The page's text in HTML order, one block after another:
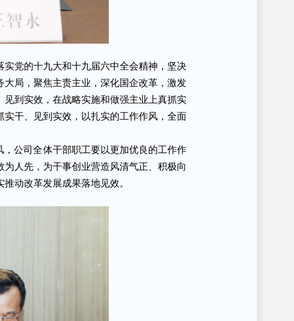
党的十九大和十九届六中全会精神，坚决
局，聚焦主责主业，深化国企改革，激发
到实效，在战略实施和做强主业上真抓实
干、见到实效，以扎实的工作作风，全面
公司全体干部职工要以更加优良的工作作
人先，为干事创业营造风清气正、积极向
动改革发展成果落地见效。